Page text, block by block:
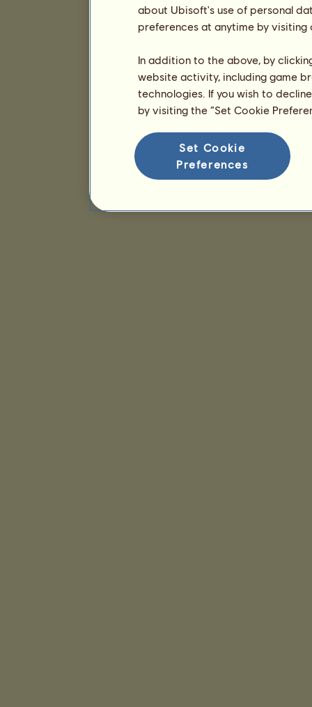
about Ubisoft's use of personal
preferences at anytime by
In addition to the above, by
website activity, including game
technologies. If you wish to
by visiting the “Set Cookie
Set Cookie
Preferences